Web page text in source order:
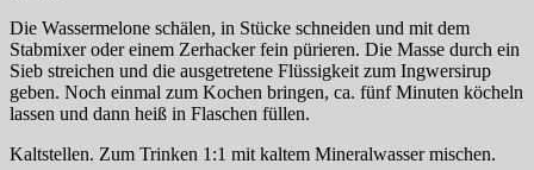
Die Wassermelone schälen, in Stücke schneiden und mit dem
Stabmixer oder einem Zerhacker fein pürieren. Die Masse durch ein
Sieb streichen und die ausgetretene Flüssigkeit zum Ingwersirup
geben. Noch einmal zum Kochen bringen, ca. fünf Minuten köcheln
lassen und dann heiß in Flaschen füllen.
Kaltstellen. Zum Trinken 1:1 mit kaltem Mineralwasser mischen.